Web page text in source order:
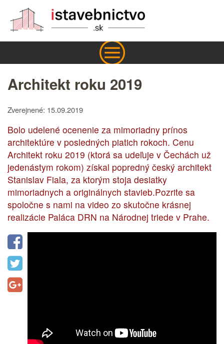
Architekt roku 2019
Zverejnené: 15.09.2019
Bolo udelené ocenenie za mimoriadny prínos
architektúre v posledných piatich rokoch. Cenu
Architekt roku 2019 (ktorá sa udeľuje v Čechách už
jedenástym rokom) získal popredný český architekt
Stanislav Fiala, za ktorým stoja desiatky
mimoriadnych a originálnych stavieb.Pozrite sa
spoločne s nami na video zo skutočne krásnej
realizácie Paláca DRN na Národnej triede v Prahe.